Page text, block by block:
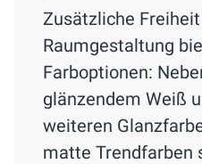
Zusätzliche
Raumgestaltung
Farboptionen:
glänzendem Weiß
weiteren
matte Trendfarben